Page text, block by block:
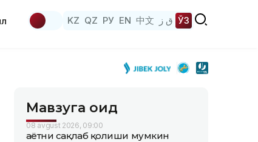
KZ QZ РУ EN 中文 ق ز ЎЗ
Мавзуга оид
08 avgust 2026, 09:00
Ҳаётни сақлаб қолиши мумкин